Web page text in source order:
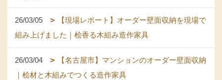
26/03/05
【現場レポート】オーダー壁面収納を現場で
組み上げました｜桧香る木組み造作家具
26/03/04
【名古屋市】マンションのオーダー壁面収納
｜桧材と木組みでつくる造作家具